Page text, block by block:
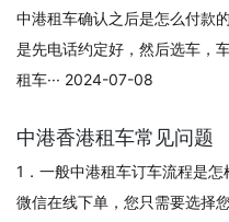
中港租车确认之后是怎么付款
是先电话约定好，然后选车，
租车··· 2024-07-08
中港香港租车常见问题
1．一般中港租车订车流程是
微信在线下单，您只需要选择